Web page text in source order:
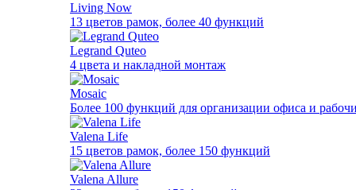
Living Now
13 цветов рамок, более 40 функций
Legrand Quteo
4 цвета и накладной монтаж
Mosaic
Более 100 функций для организации офиса и
Valena Life
15 цветов рамок, более 150 функций
Valena Allure